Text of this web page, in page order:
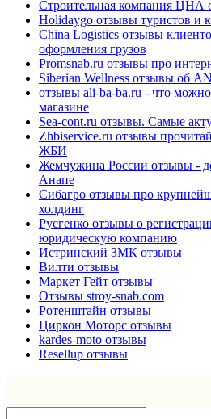
Строительная компания ЦНА
Holidaygo отзывы туристов и
China Logistics отзывы
оформления грузов
Promsnab.ru отзывы про
Siberian Wellness отзывы об
отзывы ali-ba-ba.ru - что
магазине
Sea-cont.ru отзывы. Самые
Zhbiservice.ru отзывы
ЖБИ
Жемчужина России отзывы -
Анапе
Сибагро отзывы про
холдинг
Русгенко отзывы о
юридическую компанию
Истринский ЗМК отзывы
Вилти отзывы
Маркет Гейт отзывы
Отзывы stroy-snab.com
Ротенштайн отзывы
Циркон Моторс отзывы
kardes-moto отзывы
Resellup отзывы